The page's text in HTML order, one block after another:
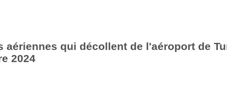
aériennes qui décollent de l'aéroport de
2024